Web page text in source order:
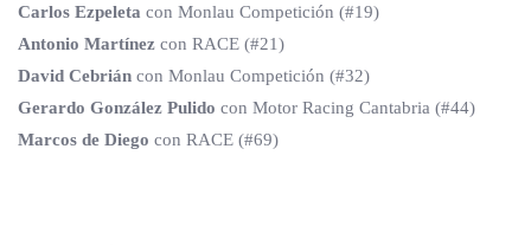
Carlos Ezpeleta con Monlau Competición (#19)
Antonio Martínez con RACE (#21)
David Cebrián con Monlau Competición (#32)
Gerardo González Pulido con Motor Racing Cantabria (#44)
Marcos de Diego con RACE (#69)